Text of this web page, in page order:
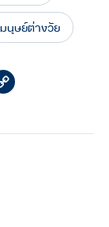
มนุษย์ต่างวัย